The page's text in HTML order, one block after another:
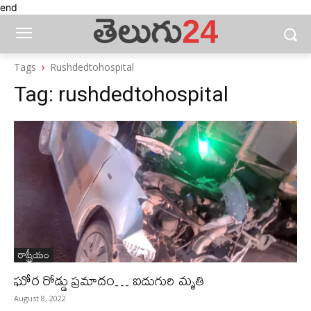
end
Tags Rushdedtohospital
Tag: rushdedtohospital
రాష్ట్రీయం
ఘోర రోడ్డు ప్రమాదం… ఐదుగురి మృతి
August 8, 2022